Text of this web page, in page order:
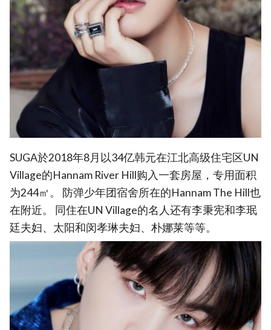
SUGA於2018年8月以34亿韩元在江北高级住宅区UN
Village的Hannam River Hill购入一套房屋，专用面积
为244㎡。 防弹少年团宿舍所在的Hannam The Hill也
在附近。 同住在UN Village的名人还有李秉宪和李珉
廷夫妇、太阳和闵孝琳夫妇、朴娜莱等等。